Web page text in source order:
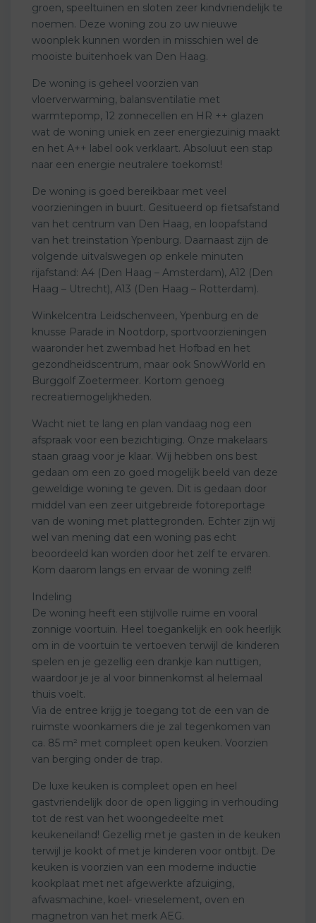
groen, speeltuinen en sloten zeer kindvriendelijk te
noemen. Deze woning zou zo uw nieuwe
woonplek kunnen worden in misschien wel de
mooiste buitenhoek van Den Haag.
De woning is geheel voorzien van
vloerverwarming, balansventilatie met
warmtepomp, 12 zonnecellen en HR ++ glazen
wat de woning uniek en zeer energiezuinig maakt
en het A++ label ook verklaart. Absoluut een stap
naar een energie neutralere toekomst!
De woning is goed bereikbaar met veel
voorzieningen in buurt. Gesitueerd op fietsafstand
van het centrum van Den Haag, en loopafstand
van het treinstation Ypenburg. Daarnaast zijn de
volgende uitvalswegen op enkele minuten
rijafstand: A4 (Den Haag – Amsterdam), A12 (Den
Haag – Utrecht), A13 (Den Haag – Rotterdam).
Winkelcentra Leidschenveen, Ypenburg en de
knusse Parade in Nootdorp, sportvoorzieningen
waaronder het zwembad het Hofbad en het
gezondheidscentrum, maar ook SnowWorld en
Burggolf Zoetermeer. Kortom genoeg
recreatiemogelijkheden.
Wacht niet te lang en plan vandaag nog een
afspraak voor een bezichtiging. Onze makelaars
staan graag voor je klaar. Wij hebben ons best
gedaan om een zo goed mogelijk beeld van deze
geweldige woning te geven. Dit is gedaan door
middel van een zeer uitgebreide fotoreportage
van de woning met plattegronden. Echter zijn wij
wel van mening dat een woning pas echt
beoordeeld kan worden door het zelf te ervaren.
Kom daarom langs en ervaar de woning zelf!
Indeling
De woning heeft een stijlvolle ruime en vooral
zonnige voortuin. Heel toegankelijk en ook heerlijk
om in de voortuin te vertoeven terwijl de kinderen
spelen en je gezellig een drankje kan nuttigen,
waardoor je je al voor binnenkomst al helemaal
thuis voelt.
Via de entree krijg je toegang tot de een van de
ruimste woonkamers die je zal tegenkomen van
ca. 85 m² met compleet open keuken. Voorzien
van berging onder de trap.
De luxe keuken is compleet open en heel
gastvriendelijk door de open ligging in verhouding
tot de rest van het woongedeelte met
keukeneiland! Gezellig met je gasten in de keuken
terwijl je kookt of met je kinderen voor ontbijt. De
keuken is voorzien van een moderne inductie
kookplaat met net afgewerkte afzuiging,
afwasmachine, koel- vrieselement, oven en
magnetron van het merk AEG.